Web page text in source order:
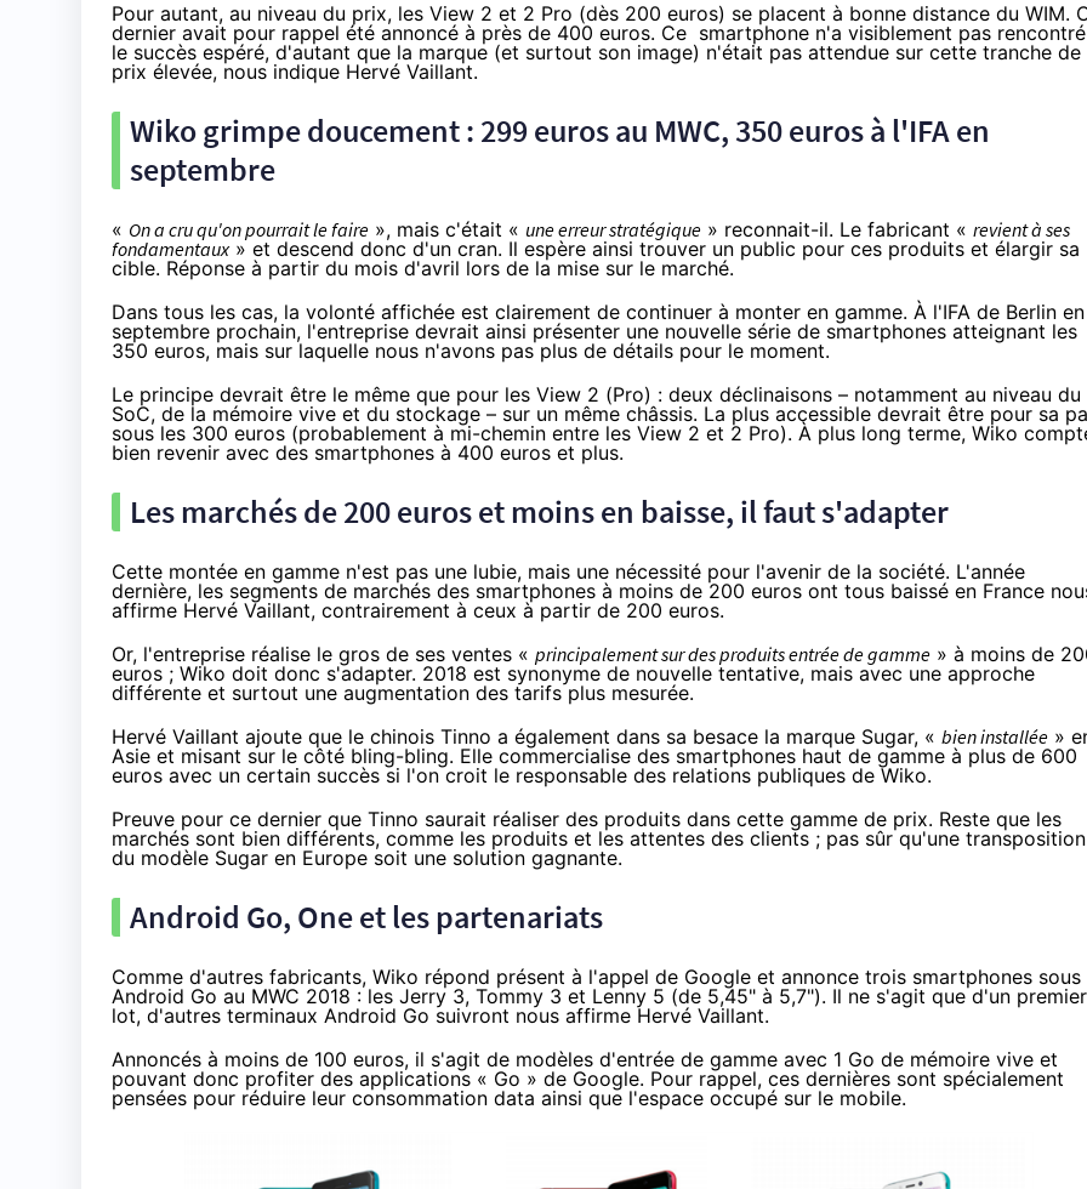
Pour autant, au niveau du prix, les View 2 et 2 Pro (dès 200 euros) se placent à bonne distance du WIM.
dernier avait pour rappel été annoncé à près de 400 euros. Ce smartphone n'a visiblement pas rencontré
le succès espéré, d'autant que la marque (et surtout son image) n'était pas attendue sur cette tranche de
prix élevée, nous indique Hervé Vaillant.
Wiko grimpe doucement : 299 euros au MWC, 350 euros à l'IFAen
septembre
« On a cru qu'on pourrait le faire », mais c'était « une erreur stratégique » reconnait-il. Le fabricant « revient à ses
fondamentaux» et descend donc d'un cran. Il espère ainsi trouver un public pour ces produits et élargir sa
cible. Réponse à partir du mois d'avril lors de la mise sur le marché.
Dans tous les cas, la volonté affichée est clairement de continuer à monter en gamme. À l'IFA de Berlin en
septembre prochain, l'entreprise devrait ainsi présenter une nouvelle série de smartphones atteignant les
350 euros, mais sur laquelle nous n'avons pas plus de détails pour le moment.
Le principe devrait être le même que pour les View 2 (Pro) : deux déclinaisons – notamment au niveau du
SoC, de la mémoire vive et du stockage – sur un même châssis. La plus accessible devrait être pour sa
sous les 300 euros (probablement à mi-chemin entre les View 2 et 2 Pro). À plus long terme, Wiko
bien revenir avec des smartphones à 400 euros et plus.
Les marchés de 200 euros et moins en baisse, il faut s'adapter
Cette montée en gamme n'est pas une lubie, mais une nécessité pour l'avenir de la société. L'année
dernière, les segments de marchés des smartphones à moins de 200 euros ont tous baissé en France
affirme Hervé Vaillant, contrairement à ceux à partir de 200 euros.
Or, l'entreprise réalise le gros de ses ventes « principalement sur des produits entrée de gamme » à moins de
euros ; Wiko doit donc s'adapter. 2018 est synonyme de nouvelle tentative, mais avec une approche
différente et surtout une augmentation des tarifs plus mesurée.
Hervé Vaillant ajoute que le chinois Tinno a également dans sa besace la marque Sugar, « bien installée »
Asie et misant sur le côté bling-bling. Elle commercialise des smartphones haut de gamme à plus de 600
euros avec un certain succès si l'on croit le responsable des relations publiques de Wiko.
Preuve pour ce dernier que Tinno saurait réaliser des produits dans cette gamme de prix. Reste que les
marchés sont bien différents, comme les produits et les attentes des clients ; pas sûr qu'une transposition
du modèle Sugar en Europe soit une solution gagnante.
Android Go, One et les partenariats
Comme d'autres fabricants, Wiko répond présent à l'appel de Google et annonce trois smartphones sous
Android Go au MWC 2018 : les Jerry 3, Tommy 3 et Lenny 5 (de 5,45" à 5,7"). Il ne s'agit que d'un premier
lot, d'autres terminaux Android Go suivront nous affirme Hervé Vaillant.
Annoncés à moins de 100 euros, il s'agit de modèles d'entrée de gamme avec 1 Go de mémoire vive et
pouvant donc profiter des applications « Go » de Google. Pour rappel, ces dernières sont spécialement
pensées pour réduire leur consommation data ainsi que l'espace occupé sur le mobile.